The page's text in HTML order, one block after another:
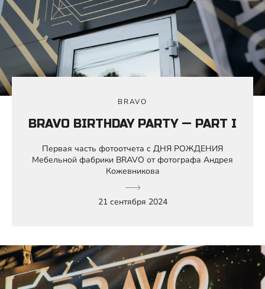
BRAVO
BRAVO BIRTHDAY PARTY — PART I
Первая часть фотоотчета с ДНЯ РОЖДЕНИЯ
Мебельной фабрики BRAVO от фотографа Андрея
Кожевникова
21 сентября 2024